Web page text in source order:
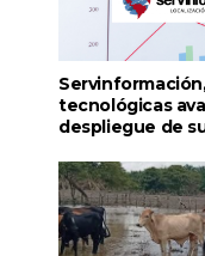
tecnológicas
despliegue de